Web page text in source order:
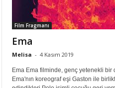
l
t
u
k
Film Fragmanı
Ema
Melisa - 4 Kasım 2019
Ema Ema filminde, genç yetenekli bir
Ema'nın koreograf eşi Gaston ile